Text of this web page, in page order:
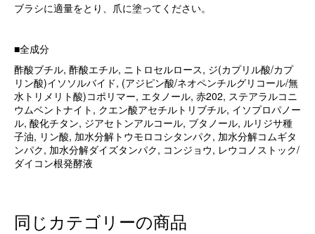
ブラシに適量をとり、爪に塗ってください。
■全成分
酢酸ブチル, 酢酸エチル, ニトロセルロース, ジ(カプリル酸/カプ
リン酸)イソソルバイド, (アジピン酸/ネオペンチルグリコール/無
水トリメリト酸)コポリマー, エタノール, 赤202, ステアラルコニ
ウムベントナイト, クエン酸アセチルトリブチル, イソプロパノー
ル, 酸化チタン, ジアセトンアルコール, ブタノール, ルリジサ種
子油, リン酸, 加水分解トウモロコシタンパク, 加水分解コムギタ
ンパク, 加水分解ダイズタンパク, コンジョウ, レウコノストック/
ダイコン根発酵液
同じカテゴリーの商品